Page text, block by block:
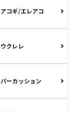
アコギ/エレアコ
ウクレレ
パーカッション